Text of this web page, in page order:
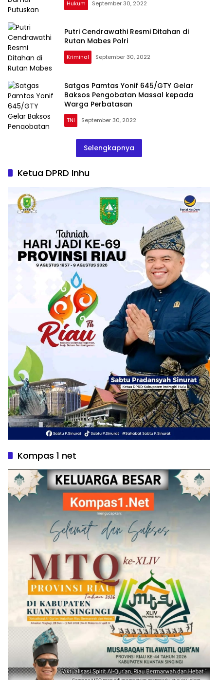
Hukum September 30, 2022
Putri Cendrawathi Resmi Ditahan di
Rutan Mabes Polri
Kriminal September 30, 2022
Satgas Pamtas Yonif 645/GTY Gelar
Baksos Pengobatan Massal kepada
Warga Perbatasan
TNI September 30, 2022
Selengkapnya
Ketua DPRD Inhu
Kompas 1 net